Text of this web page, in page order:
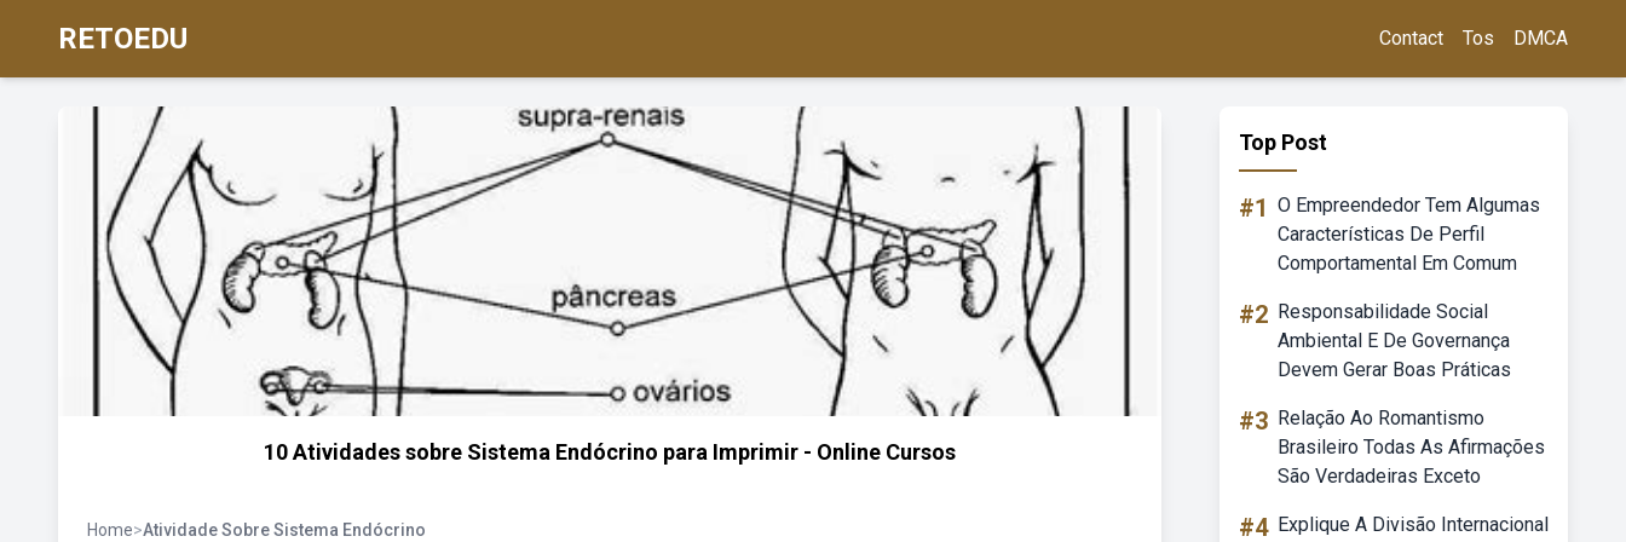
RETOEDU Contact Tos DMCA
10 Atividades sobre Sistema Endócrino para Imprimir - Online Cursos
Home>Atividade Sobre Sistema Endócrino
Top Post
#1 O Empreendedor Tem Algumas
Características De Perfil
Comportamental Em Comum
#2 Responsabilidade Social
Ambiental E De Governança
Devem Gerar Boas Práticas
#3 Relação Ao Romantismo
Brasileiro Todas As Afirmações
São Verdadeiras Exceto
#4 Explique A Divisão Internacional